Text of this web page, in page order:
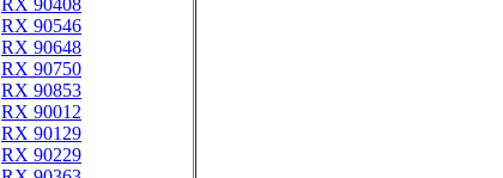
RX 90408
RX 90546
RX 90648
RX 90750
RX 90853
RX 90012
RX 90129
RX 90229